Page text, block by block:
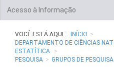
Acesso à Informação
VOCÊ ESTÁ AQUI:
INÍCIO
DEPARTAMENTO DE CIÊNCIAS
ESTATÍTICA
PESQUISA
GRUPOS DE PESQUISA